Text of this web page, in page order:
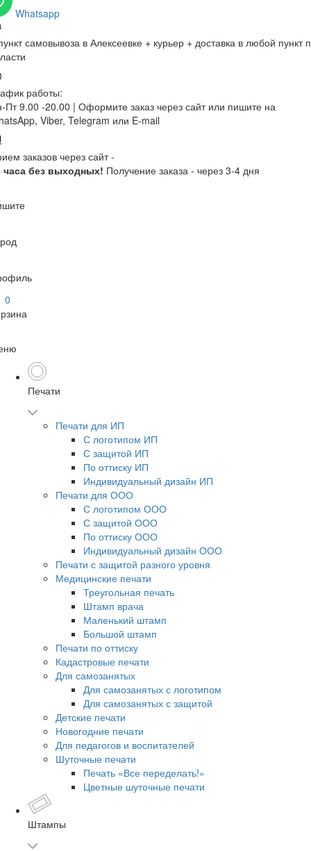
Whatsapp
самовывоза в Алексеевке + курьер + доставка в любой пункт
работы:
Пт 9.00 -20.00 | Оформите заказ через сайт или пишите на
Viber, Telegram или E-mail
заказов через сайт -
часа без выходных! Получение заказа - через 3-4 дня
0
Печати
Печати для ИП
С логотипом ИП
С защитой ИП
По оттиску ИП
Индивидуальный дизайн ИП
Печати для ООО
С логотипом ООО
С защитой ООО
По оттиску ООО
Индивидуальный дизайн ООО
Печати с защитой разного уровня
Медицинские печати
Треугольная печать
Штамп врача
Маленький штамп
Большой штамп
Печати по оттиску
Кадастровые печати
Для самозанятых
Для самозанятых с логотипом
Для самозанятых с защитой
Детские печати
Новогодние печати
Для педагогов и воспитателей
Шуточные печати
Печать «Все переделать!»
Цветные шуточные печати
Штампы